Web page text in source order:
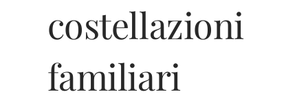
costellazioni
familiari